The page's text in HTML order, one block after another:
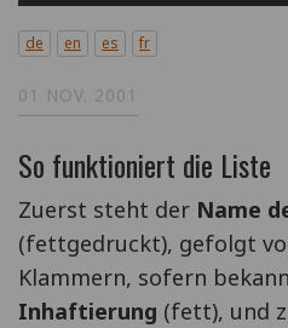
de en es fr
01 NOV. 2001
So funktioniert die Liste
Zuerst steht der Name
(fettgedruckt), gefolgt
Klammern, sofern
Inhaftierung (fett), und